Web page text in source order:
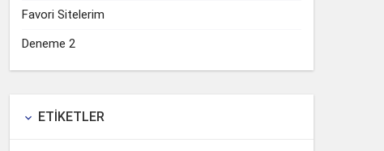
Favori Sitelerim
Deneme 2
 ETIKETLER